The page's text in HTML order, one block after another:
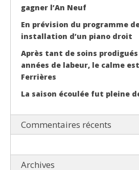
gagner l’An Neuf
En prévision du programme
installation d’un piano droit
Après tant de soins
années de labeur, le calme
Ferrières
La saison écoulée fut pleine
Commentaires récents
Archives